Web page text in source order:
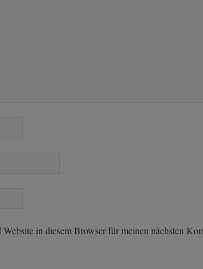
in diesem Browser für meinen nächsten